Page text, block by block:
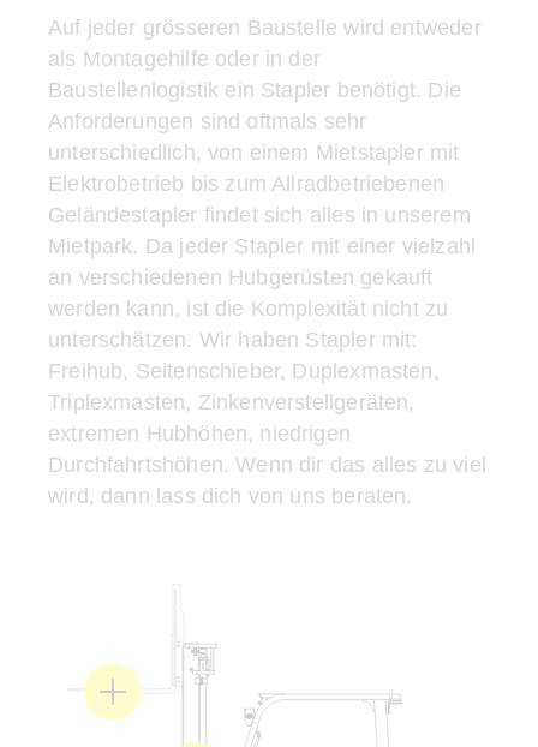
Auf jeder grösseren Baustelle wird entweder
als Montagehilfe oder in der
Baustellenlogistik ein Stapler benötigt. Die
Anforderungen sind oftmals sehr
unterschiedlich, von einem Mietstapler mit
Elektrobetrieb bis zum Allradbetriebenen
Geländestapler findet sich alles in unserem
Mietpark. Da jeder Stapler mit einer vielzahl
an verschiedenen Hubgerüsten gekauft
werden kann, ist die Komplexität nicht zu
unterschätzen. Wir haben Stapler mit:
Freihub, Seitenschieber, Duplexmasten,
Triplexmasten, Zinkenverstellgeräten,
extremen Hubhöhen, niedrigen
Durchfahrtshöhen. Wenn dir das alles zu viel
wird, dann lass dich von uns beraten.